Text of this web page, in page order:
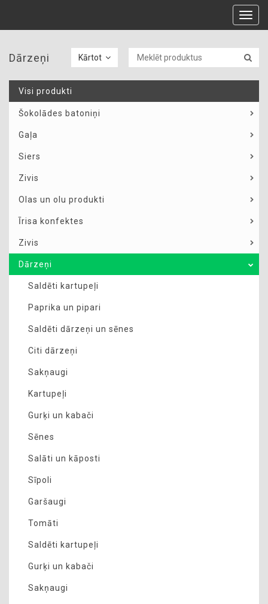
Dārzeņi Kārtot
Visi produkti
Šokolādes batoniņi
Gaļa
Siers
Zivis
Olas un olu produkti
Īrisa konfektes
Zivis
Dārzeņi
Saldēti kartupeļi
Paprika un pipari
Saldēti dārzeņi un sēnes
Citi dārzeņi
Sakņaugi
Kartupeļi
Gurķi un kabači
Sēnes
Salāti un kāposti
Sīpoli
Garšaugi
Tomāti
Saldēti kartupeļi
Gurķi un kabači
Sakņaugi